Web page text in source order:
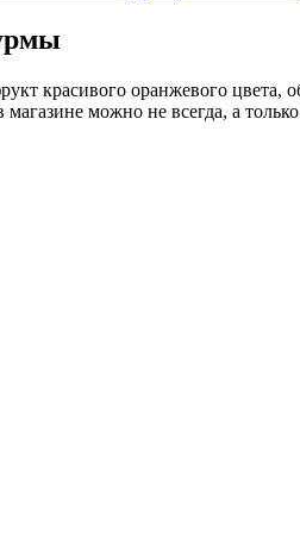
красивого оранжевого цвета,
магазине можно не всегда, а